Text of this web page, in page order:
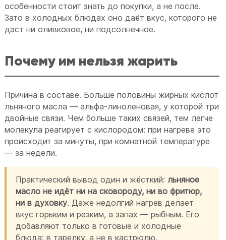
особенности стоит знать до покупки, а не после.
Зато в холодных блюдах оно даёт вкус, которого не
даст ни оливковое, ни подсолнечное.
Почему им нельзя жарить
Причина в составе. Больше половины жирных кислот
льняного масла — альфа-линоленовая, у которой три
двойные связи. Чем больше таких связей, тем легче
молекула реагирует с кислородом: при нагреве это
происходит за минуты, при комнатной температуре
— за недели.
Практический вывод один и жёсткий: льняное
масло не идёт ни на сковороду, ни во фритюр,
ни в духовку. Даже недолгий нагрев делает
вкус горьким и резким, а запах — рыбным. Его
добавляют только в готовые и холодные
блюда: в тарелку, а не в кастрюлю.